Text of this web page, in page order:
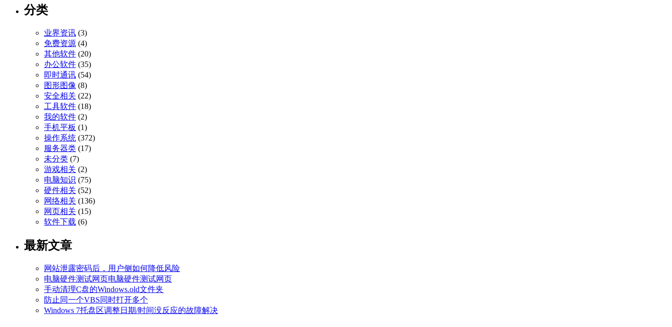
分类
业界资讯 (3)
免费资源 (4)
其他软件 (20)
办公软件 (35)
即时通讯 (54)
图形图像 (8)
安全相关 (22)
工具软件 (18)
我的软件 (2)
手机平板 (1)
操作系统 (372)
服务器类 (17)
未分类 (7)
游戏相关 (2)
电脑知识 (75)
硬件相关 (52)
网络相关 (136)
网页相关 (15)
软件下载 (6)
最新文章
网站泄露密码后，用户侧如何降低风险
电脑硬件测试网页电脑硬件测试网页
手动清理C盘的Windows.old文件夹
防止同一个VBS同时打开多个
Windows 7托盘区调整日期/时间没反应的故障解决